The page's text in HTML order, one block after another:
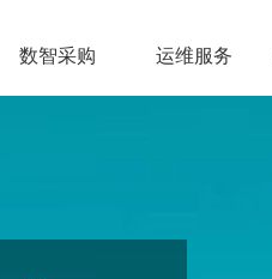
数智采购 运维服务